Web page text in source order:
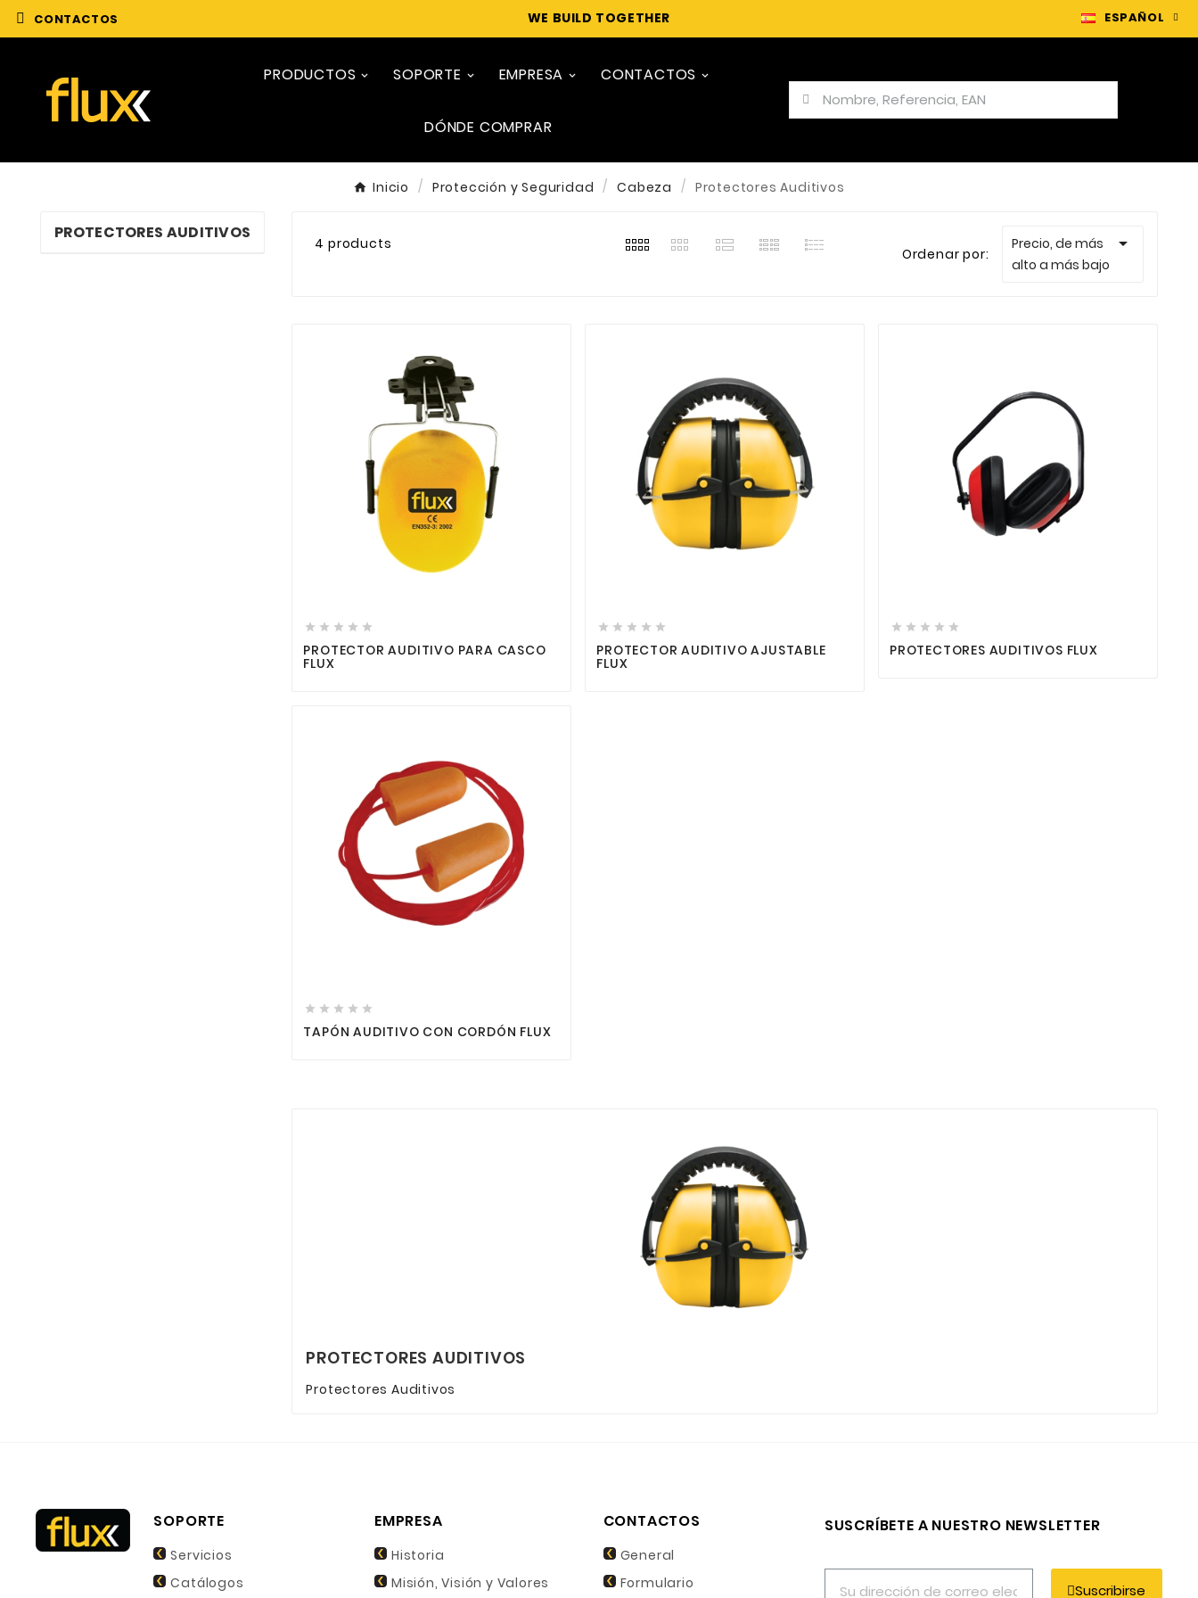
CONTACTOS WE BUILD TOGETHER ESPAÑOL
PRODUCTOS SOPORTE EMPRESA CONTACTOS
DÓNDE COMPRAR
Inicio Protección y Seguridad Cabeza Protectores Auditivos
PROTECTORES AUDITIVOS
4 products
Ordenar por:
Precio, de más
alto a más bajo

    
PROTECTOR AUDITIVO PARA CASCO
FLUX
    
PROTECTOR AUDITIVO AJUSTABLE
FLUX
    
PROTECTORES AUDITIVOS FLUX
    
TAPÓN AUDITIVO CON CORDÓN FLUX
PROTECTORES AUDITIVOS
Protectores Auditivos
SOPORTE
Servicios
Catálogos
EMPRESA
Historia
Misión, Visión y Valores
CONTACTOS
General
Formulario
SUSCRÍBETE A NUESTRO NEWSLETTER
Suscribirse